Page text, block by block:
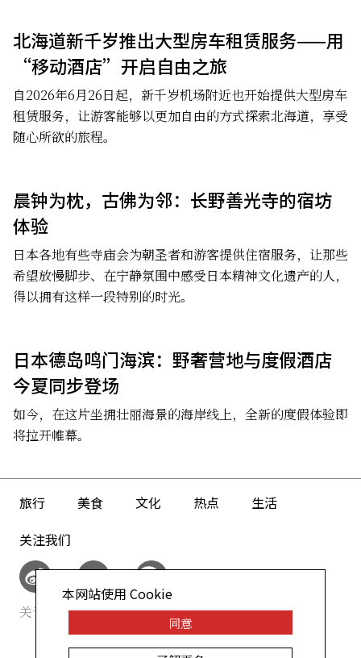
北海道新千岁推出大型房车租赁服务——用
“移动酒店”开启自由之旅
自2026年6月26日起，新千岁机场附近也开始提供大型房车
租赁服务，让游客能够以更加自由的方式探索北海道，享受
随心所欲的旅程。
晨钟为枕，古佛为邻：长野善光寺的宿坊
体验
日本各地有些寺庙会为朝圣者和游客提供住宿服务，让那些
希望放慢脚步、在宁静氛围中感受日本精神文化遗产的人，
得以拥有这样一段特别的时光。
日本德岛鸣门海滨：野奢营地与度假酒店
今夏同步登场
如今，在这片坐拥壮丽海景的海岸线上，全新的度假体验即
将拉开帷幕。
旅行 美食 文化 热点
生活
关注我们
关于我们 网站政策
本网站使用 Cookie
同意